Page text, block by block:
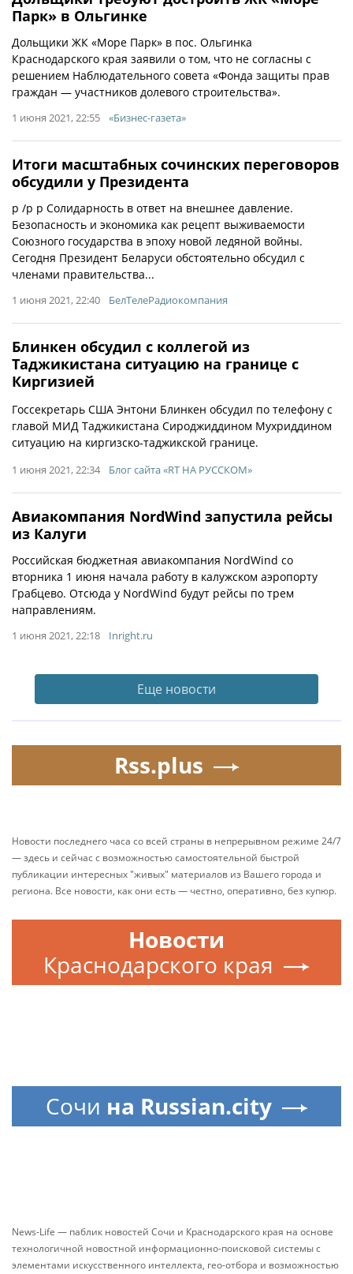
Парк» в Ольгинке
Дольщики ЖК «Море Парк» в пос. Ольгинка
Краснодарского края заявили о том, что не согласны с
решением Наблюдательного совета «Фонда защиты прав
граждан — участников долевого строительства».
1 июня 2021, 22:55 «Бизнес-газета»
Итоги масштабных сочинских переговоров
обсудили у Президента
p /p p Солидарность в ответ на внешнее давление.
Безопасность и экономика как рецепт выживаемости
Союзного государства в эпоху новой ледяной войны.
Сегодня Президент Беларуси обстоятельно обсудил с
членами правительства...
1 июня 2021, 22:40 БелТелеРадиокомпания
Блинкен обсудил с коллегой из
Таджикистана ситуацию на границе с
Киргизией
Госсекретарь США Энтони Блинкен обсудил по телефону с
главой МИД Таджикистана Сироджиддином Мухриддином
ситуацию на киргизско-таджикской границе.
1 июня 2021, 22:34 Блог сайта «RT НА РУССКОМ»
Авиакомпания NordWind запустила рейсы
из Калуги
Российская бюджетная авиакомпания NordWind со
вторника 1 июня начала работу в калужском аэропорту
Грабцево. Отсюда у NordWind будут рейсы по трем
направлениям.
1 июня 2021, 22:18 Inright.ru
Еще новости
Rss.plus
Новости последнего часа со всей страны в непрерывном режиме 24/7
— здесь и сейчас с возможностью самостоятельной быстрой
публикации интересных "живых" материалов из Вашего города и
региона. Все новости, как они есть — честно, оперативно, без купюр.
Новости
Краснодарского края
Сочи на Russian.city
News-Life — паблик новостей Сочи и Краснодарского края на основе
технологичной новостной информационно-поисковой системы с
элементами искусственного интеллекта, гео-отбора и возможностью